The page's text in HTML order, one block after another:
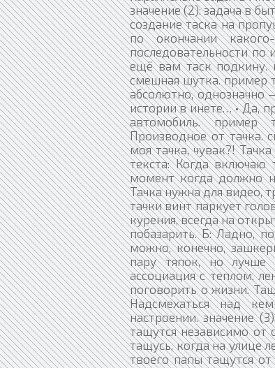
значение (2): задача в
создание таска на
по окончании
последовательности по
ещё вам таск подкину.
смешная шутка. пример
абсолютно, однозначно
истории в инете… • Да,
автомобиль. пример
Производное от тачка.
моя тачка, чувак?!
текста: Когда включаю
момент когда должно
Тачка нужна для видео,
тачки винт паркует
курения, всегда на
побазарить. Б: Ладно,
можно, конечно,
пару тяпок, но
ассоциация с теплом,
поговорить о жизни.
Надсмехаться над
настроении. значение
тащутся независимо от
тащусь, когда на улице
твоего папы тащутся от